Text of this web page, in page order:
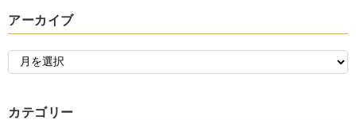
アーカイブ
カテゴリー